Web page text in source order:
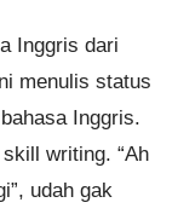
Inggris dari
menulis status
Inggris.
writing. “Ah
udah gak